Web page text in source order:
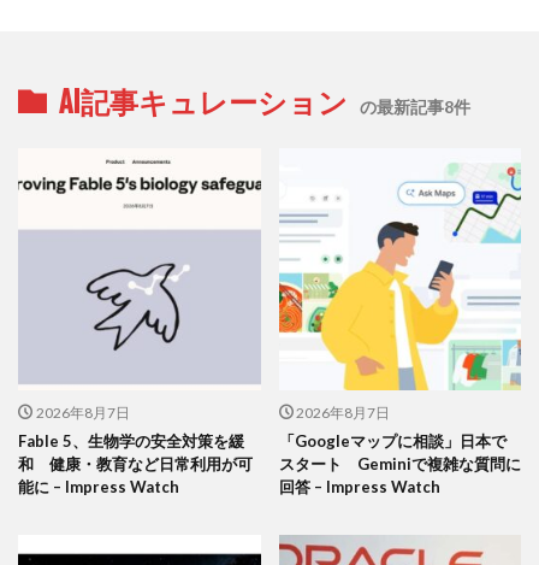
AI記事キュレーション の最新記事8件
2026年8月7日
Fable 5、生物学の安全対策を緩
和 健康・教育など日常利用が可
能に – Impress Watch
2026年8月7日
「Googleマップに相談」日本で
スタート Geminiで複雑な質問に
回答 – Impress Watch